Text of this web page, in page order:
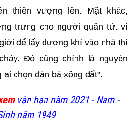
thiên vượng lên. Mặt khác,
trưng cho người quân tử, vì
để lấy dương khí vào nhà thì
Đó cũng chính là nguyên
ai chọn đàn bà xông đất".
vận hạn năm 2021 - Nam -
năm 1949